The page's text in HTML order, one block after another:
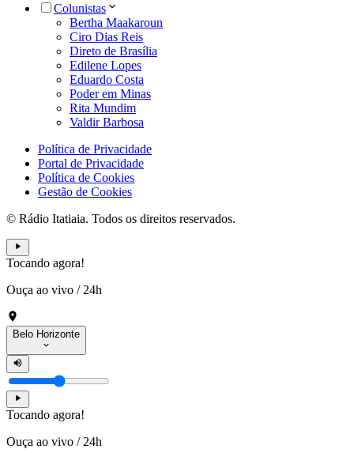
Colunistas
Bertha Maakaroun
Ciro Dias Reis
Direto de Brasília
Edilene Lopes
Eduardo Costa
Poder em Minas
Rita Mundim
Valdir Barbosa
Política de Privacidade
Portal de Privacidade
Política de Cookies
Gestão de Cookies
© Rádio Itatiaia. Todos os direitos reservados.
Tocando agora!
Ouça ao vivo / 24h
Belo Horizonte
Tocando agora!
Ouça ao vivo / 24h